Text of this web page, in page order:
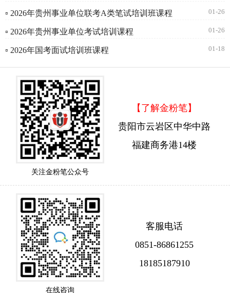
▫ 2026年贵州事业单位联考A类笔试培训班课程 01-26
▫ 2026年贵州事业单位考试培训课程 01-26
▫ 2026年国考面试培训班课程 01-18
关注金粉笔公众号
【了解金粉笔】
贵阳市云岩区中华中路
福建商务港14楼
在线咨询
客服电话
0851-86861255
18185187910